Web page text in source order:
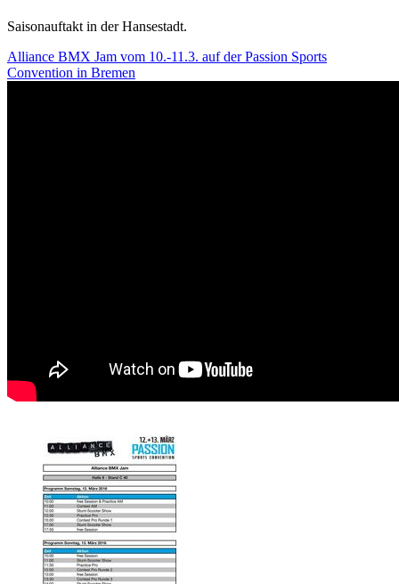
Saisonauftakt in der Hansestadt.
Alliance BMX Jam vom 10.-11.3. auf der Passion Sports
Convention in Bremen